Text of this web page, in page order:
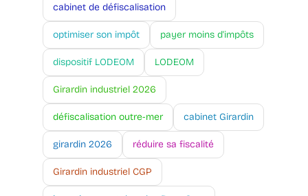
cabinet de défiscalisation
optimiser son impôt payer moins d'impôts
dispositif LODEOM LODEOM
Girardin industriel 2026
défiscalisation outre-mer cabinet Girardin
girardin 2026 réduire sa fiscalité
Girardin industriel CGP